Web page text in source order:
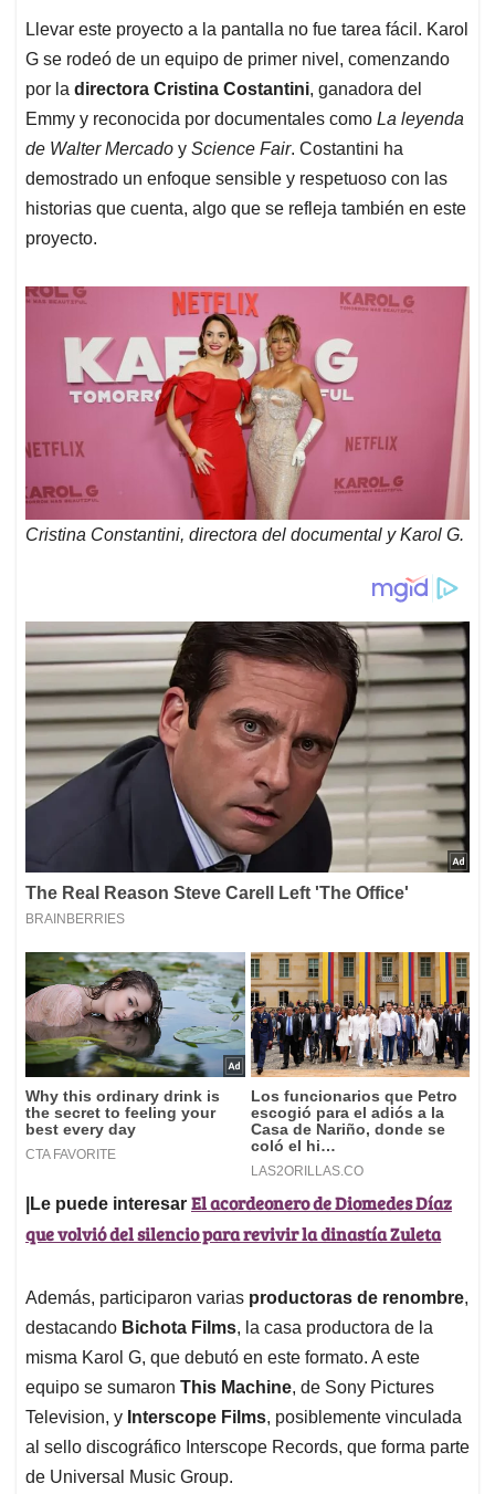
Llevar este proyecto a la pantalla no fue tarea fácil. Karol
G se rodeó de un equipo de primer nivel, comenzando
por la directora Cristina Costantini, ganadora del
Emmy y reconocida por documentales como La leyenda
de Walter Mercado y Science Fair. Costantini ha
demostrado un enfoque sensible y respetuoso con las
historias que cuenta, algo que se refleja también en este
proyecto.
Cristina Constantini, directora del documental y Karol G.
|Le puede interesar El acordeonero de Diomedes Díaz
que volvió del silencio para revivir la dinastía Zuleta
Además, participaron varias productoras de renombre,
destacando Bichota Films, la casa productora de la
misma Karol G, que debutó en este formato. A este
equipo se sumaron This Machine, de Sony Pictures
Television, y Interscope Films, posiblemente vinculada
al sello discográfico Interscope Records, que forma parte
de Universal Music Group.